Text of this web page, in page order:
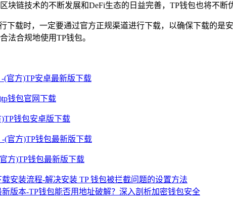
块链技术的不断发展和DeFi生态的日益完善，TP钱包也将不断
下载时，一定要通过官方正规渠道进行下载，以确保下载的
法合规地使用TP钱包。
-(官方)TP安卓最新版下载
钱包官网下载
)TP钱包安卓版下载
-(官方)TP钱包最新版下载
方)TP钱包最新版下载
载安装流程-解决安装 TP 钱包被拦截问题的设置方法
版本-TP钱包能否用地址破解？深入剖析加密钱包安全